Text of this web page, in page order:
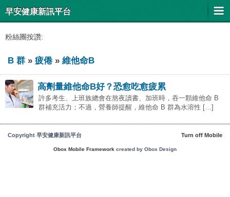
早安健康新訊平台
粉絲團按讚:
B 群 » 疲倦» 維他命B
高劑量維他命B好？恐愈吃愈疲累
許多考生、上班族總會在熬夜讀書、加班時，吞一顆維他命 B
群補充活力；不過，營養師提醒，維他命 B 群為水溶性 […]
Copyright 早安健康新訊平台 Turn off Mobile
Obox Mobile Framework created by Obox Design